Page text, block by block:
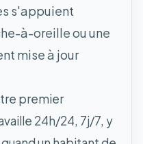
s'appuient
à-oreille ou une
mise à jour
premier
24h/24, 7j/7, y